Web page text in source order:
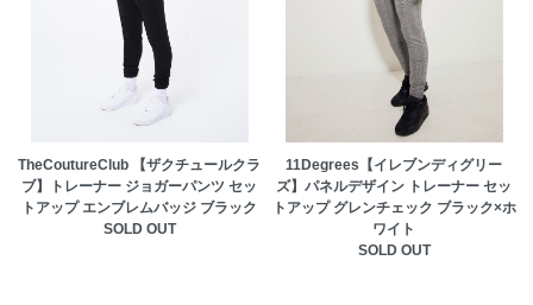
TheCoutureClub 【ザクチュールクラ
ブ】トレーナー ジョガーパンツ セッ
トアップ エンブレムバッジ ブラック
SOLD OUT
11Degrees【イレブンディグリー
ズ】パネルデザイン トレーナー セッ
トアップ グレンチェック ブラック×ホ
ワイト
SOLD OUT